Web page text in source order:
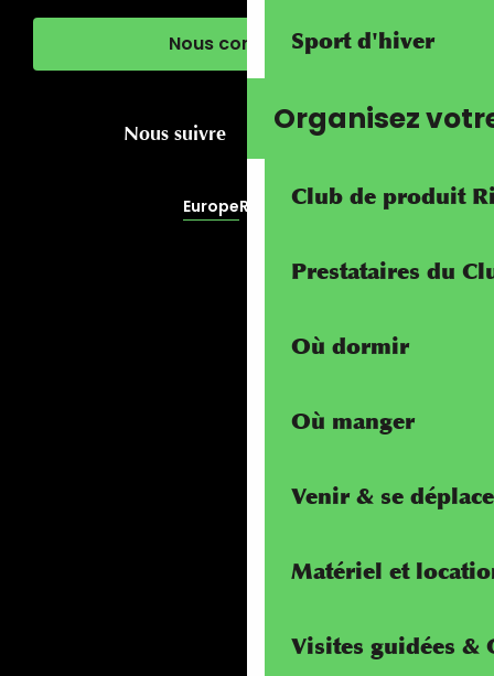
Sport d'hiver
Organisez
Club de produit
Prestataires du
Où dormir
Où manger
Venir & se
Matériel et
Visites guidées &
Nous contacter
Nous suivre
EuropeRivierALP